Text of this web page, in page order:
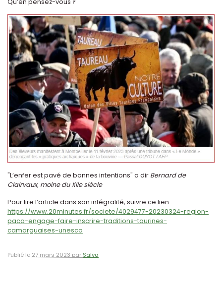
Qu’en pensez-vous ?
"L’enfer est pavé de bonnes intentions" a dir Bernard de
Clairvaux, moine du XIIe siècle
Pour lire l’article dans son intégralité, suivre ce lien :
https://www.20minutes.fr/societe/4029477-20230324-region-
paca-engage-faire-inscrire-traditions-taurines-
camarguaises-unesco
Publié le 27 mars 2023 par Salva